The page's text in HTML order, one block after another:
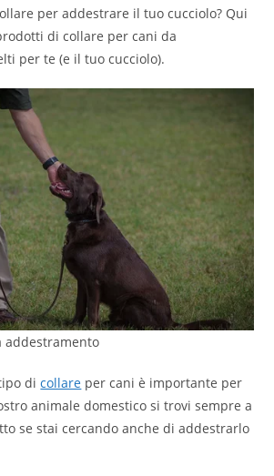
per addestrare il tuo cucciolo? Qui
di collare per cani da
per te (e il tuo cucciolo).
addestramento
dicollare per cani è importante per
animale domestico si trovi sempre a
se stai cercando anche di addestrarlo